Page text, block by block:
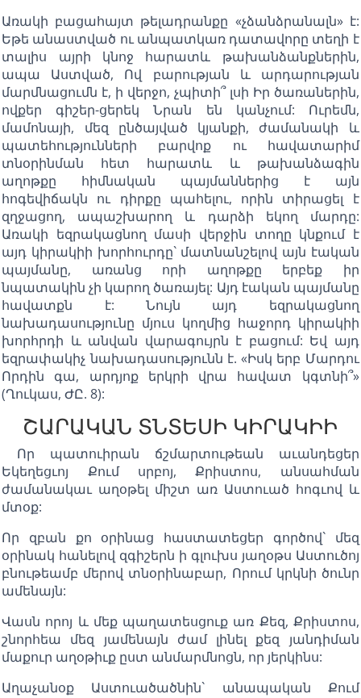
Առակի բացահայտ թելադրանքը «չձանձրանալն» է:
Եթե անաստված ու անպատկառ դատավորը տեղի է
տալիս այրի կնոջ հարատև թախանձանքներին,
ապա Աստված, Ով բարության և արդարության
մարմնացումն է, ի վերջո, չպիտի՞ լսի Իր ծառաներին,
ովքեր գիշեր-ցերեկ Նրան են կանչում: Ուրեմն,
մամոնայի, մեզ ընծայված կյանքի, ժամանակի և
պատեհությունների բարվոք ու հավատարիմ
տնօրինման հետ հարատև և թախանձագին
աղոթքը հիմնական պայմաններից է այն
հոգեվիճակն ու դիրքը պահելու, որին տիրացել է
զղջացող, ապաշխարող և դարձի եկող մարդը:
Առակի եզրակացնող մասի վերջին տողը կնքում է
այդ կիրակիի խորհուրդը` մատնանշելով այն էական
պայմանը, առանց որի աղոթքը երբեք իր
նպատակին չի կարող ծառայել: Այդ էական պայմանը
հավատքն է: Նույն այդ եզրակացնող
նախադասությունը մյուս կողմից հաջորդ կիրակիի
խորհրդի և անվան վարագույրն է բացում: Եվ այդ
եզրափակիչ նախադասությունն է. «Իսկ երբ Մարդու
Որդին գա, արդյոք երկրի վրա հավատ կգտնի՞»
(Ղուկաս, ԺԸ. 8):
ՇԱՐԱԿԱՆ ՏՆՏԵՍԻ ԿԻՐԱԿԻԻ
Որ պատուիրան ճշմարտութեան աւանդեցեր
Եկեղեցւոյ Քում սրբոյ, Քրիստոս, անսահման
ժամանակաւ աղօթել միշտ առ Աստուած հոգւով և
մտօք:
Որ զբան քո օրինաց հաստատեցեր գործով` մեզ
օրինակ հանելով զգիշերն ի գլուխս յաղօթս Աստուծոյ
բնութեամբ մերով տնօրինաբար, Որում կրկնի ծունր
ամենայն:
Վասն որոյ և մեք պաղատեսցուք առ Քեզ, Քրիստոս,
շնորհեա մեզ յամենայն ժամ լինել քեզ յանդիման
մաքուր աղօթիւք ըստ անմարմնոցն, որ յերկինս:
Աղաչանօք Աստուածածնին` անապական Քում